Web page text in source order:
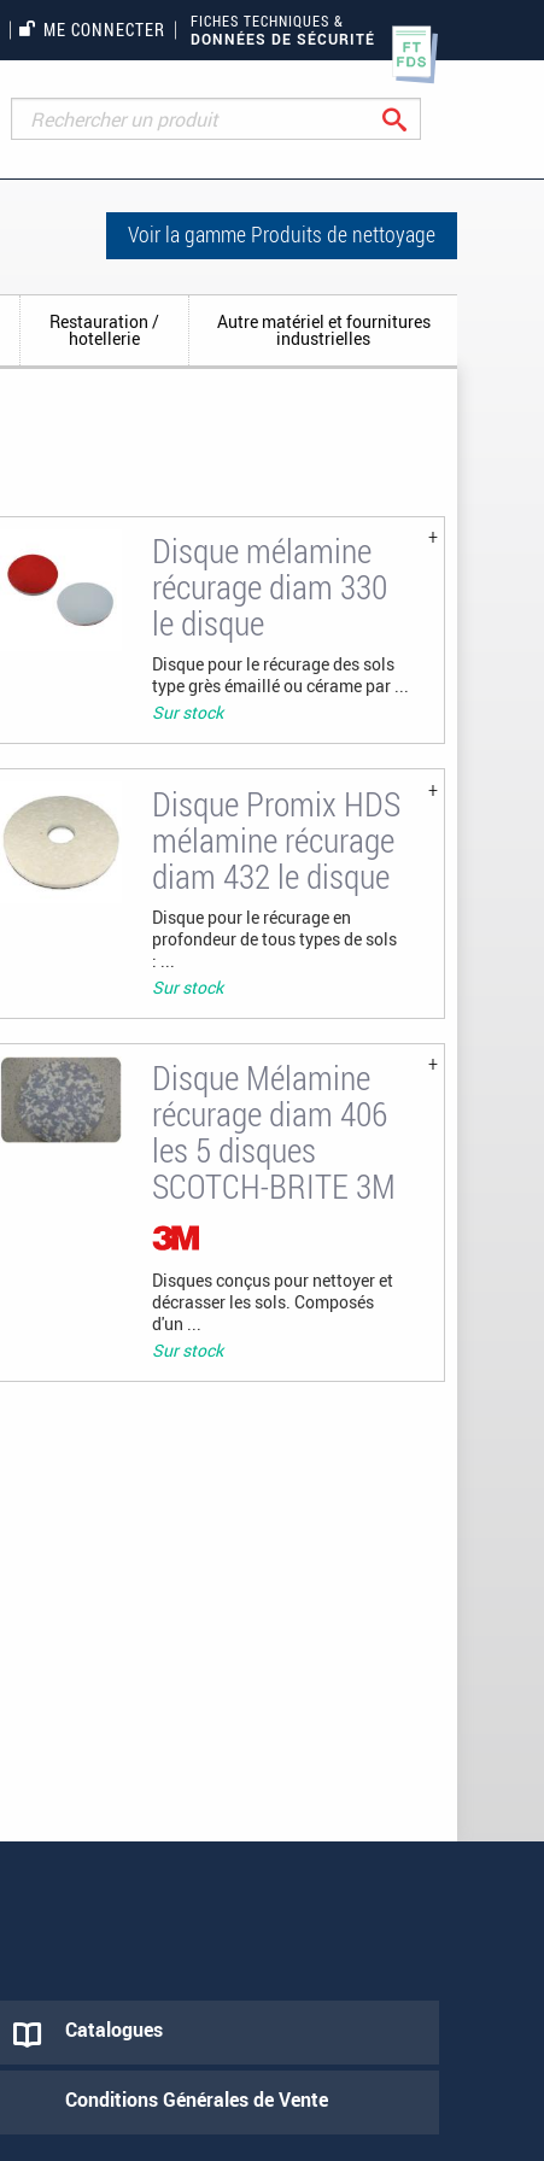
ME CONNECTER
FICHES TECHNIQUES &
DONNÉES DE SÉCURITÉ
Voir la gamme Produits de nettoyage
Restauration /
hotellerie
Autre matériel et fournitures
industrielles
Disque mélamine
récurage diam 330
le disque
Disque pour le récurage des sols
type grès émaillé ou cérame par ...
Sur stock
Disque Promix HDS
mélamine récurage
diam 432 le disque
Disque pour le récurage en
profondeur de tous types de sols
: ...
Sur stock
Disque Mélamine
récurage diam 406
les 5 disques
SCOTCH-BRITE 3M
Disques conçus pour nettoyer et
décrasser les sols. Composés
d'un ...
Sur stock
Catalogues
Conditions Générales de Vente